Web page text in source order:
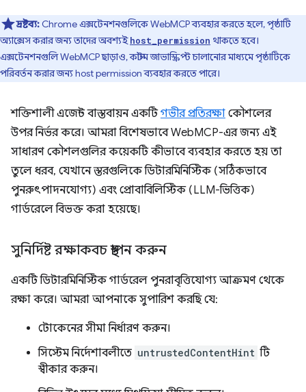
দ্রষ্টব্য: Chrome এক্সটেনশনগুলিকে WebMCP ব্যবহার করতে হলে, পৃষ্ঠাটি
অ্যাক্সেস করার জন্য তাদের অবশ্যইhost_permission থাকতে হবে।
এক্সটেনশনগুলি WebMCP ছাড়াও, কাস্টম জাভাস্ক্রিপ্ট চালানোর মাধ্যমে পৃষ্ঠাটিকে
পরিবর্তন করার জন্য host permission ব্যবহার করতে পারে।
শক্তিশালী এজেন্ট বাস্তবায়ন একটিগভীর প্রতিরক্ষা কৌশলের
উপর নির্ভর করে। আমরা বিশেষভাবে WebMCP-এর জন্য এই
সাধারণ কৌশলগুলির কয়েকটি কীভাবে ব্যবহার করতে হয় তা
তুলে ধরব, যেখানে স্তরগুলিকে ডিটারমিনিস্টিক (সঠিকভাবে
পুনরুৎপাদনযোগ্য) এবং প্রোবাবিলিস্টিক (LLM-ভিত্তিক)
গার্ডরেলে বিভক্ত করা হয়েছে।
সুনির্দিষ্ট রক্ষাকবচ স্থাপন করুন
একটি ডিটারমিনিস্টিক গার্ডরেল পুনরাবৃত্তিযোগ্য আক্রমণ থেকে
রক্ষা করে। আমরা আপনাকে সুপারিশ করছি যে:
টোকেনের সীমা নির্ধারণ করুন।
সিস্টেম নির্দেশাবলীতে untrustedContentHint টি
স্বীকার করুন।